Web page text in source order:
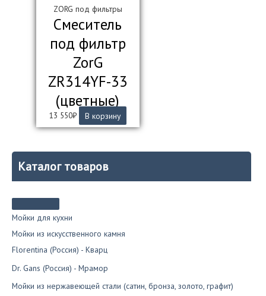
Каталог товаров
Мойки для кухни
Мойки из искусственного камня
Florentina (Россия) - Кварц
Dr. Gans (Россия) - Мрамор
Мойки из нержавеющей стали (сатин, бронза, золото, графит)
ZORG под фильтры
Смеситель
под фильтр
ZorG
ZR314YF-33
(цветные)
13 550₽ В корзину